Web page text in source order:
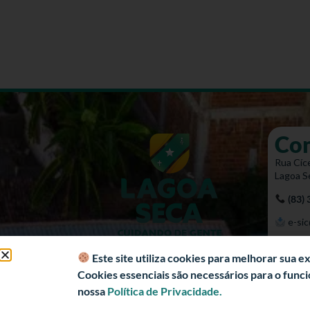
Rua
Lagoa
(83)
e-
Este site utiliza cookies para melhorar sua
Cookies essenciais são necessários para o
nossa Política de Privacidade.